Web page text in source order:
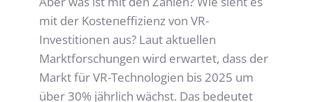
mit der Kosteneffizienz von VR-
Investitionen aus? Laut aktuellen
Marktforschungen wird erwartet, dass der
Markt für VR-Technologien bis 2025 um
über 30% jährlich wächst. Das bedeutet